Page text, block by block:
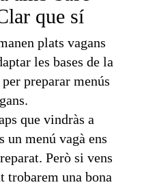
que sí
plats vagans
les bases de la
preparar menús
que vindràs a
un menú vagà ens
Però si vens
trobarem una bona